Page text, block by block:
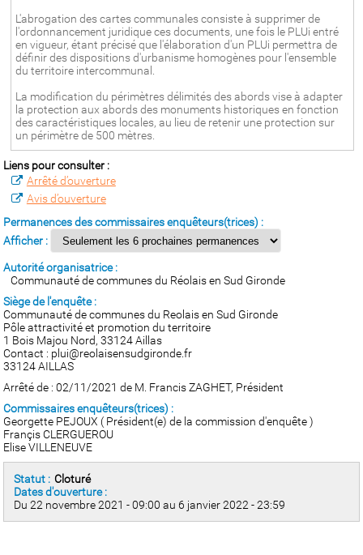
L'abrogation des cartes communales consiste à supprimer de
l'ordonnancement juridique ces documents, une fois le PLUi entré
en vigueur, étant précisé que l'élaboration d'un PLUi permettra de
définir des dispositions d'urbanisme homogènes pour l'ensemble
du territoire intercommunal.
La modification du périmètres délimités des abords vise à adapter
la protection aux abords des monuments historiques en fonction
des caractéristiques locales, au lieu de retenir une protection sur
un périmètre de 500 mètres.
Liens pour consulter :
Arrêté d’ouverture
Avis d’ouverture
Permanences des commissaires enquêteurs(trices) :
Afficher :
Autorité organisatrice :
Communauté de communes du Réolais en Sud Gironde
Siège de l'enquête :
Communauté de communes du Reolais en Sud Gironde
Pôle attractivité et promotion du territoire
1 Bois Majou Nord, 33124 Aillas
Contact : plui@reolaisensudgironde.fr
33124 AILLAS
Arrêté de : 02/11/2021 de M. Francis ZAGHET, Président
Commissaires enquêteurs(trices) :
Georgette PEJOUX ( Président(e) de la commission d'enquête )
Françis CLERGUEROU
Elise VILLENEUVE
Statut : Cloturé
Dates d'ouverture :
Du 22 novembre 2021 - 09:00 au 6 janvier 2022 - 23:59